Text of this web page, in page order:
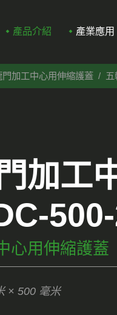
產品介紹 產業應用
門加工中心用伸縮護蓋
加工
心用伸縮護蓋
× 500 毫米